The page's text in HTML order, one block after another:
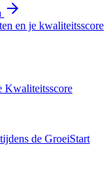
en je kwaliteitsscore
Kwaliteitsscore
de GroeiStart